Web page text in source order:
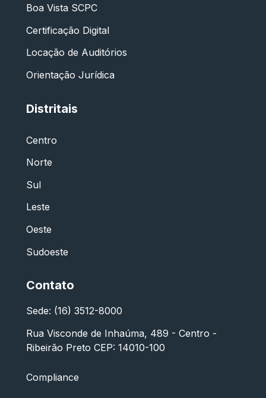
Boa Vista SCPC
Certificação Digital
Locação de Auditórios
Orientação Jurídica
Distritais
Centro
Norte
Sul
Leste
Oeste
Sudoeste
Contato
Sede: (16) 3512-8000
Rua Visconde de Inhaúma, 489 - Centro -
Ribeirão Preto CEP: 14010-100
Compliance